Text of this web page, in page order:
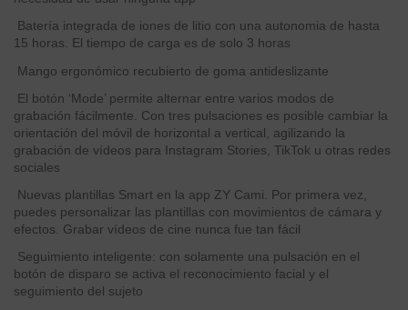
Batería integrada de iones de litio con una autonomia de hasta
15 horas. El tiempo de carga es de solo 3 horas
Mango ergonómico recubierto de goma antideslizante
El botón ‘Mode’ permite alternar entre varios modos de
grabación fácilmente. Con tres pulsaciones es posible cambiar la
orientación del móvil de horizontal a vertical, agilizando la
grabación de vídeos para Instagram Stories, TikTok u otras redes
sociales
Nuevas plantillas Smart en la app ZY Cami. Por primera vez,
puedes personalizar las plantillas con movimientos de cámara y
efectos. Grabar vídeos de cine nunca fue tan fácil
Seguimiento inteligente: con solamente una pulsación en el
botón de disparo se activa el reconocimiento facial y el
seguimiento del sujeto